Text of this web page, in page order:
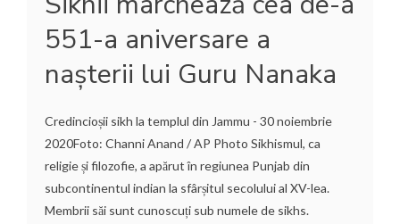
551-a aniversare a
nașterii lui Guru Nanaka
Credincioșii sikh la templul din Jammu - 30 noiembrie
2020Foto: Channi Anand / AP Photo Sikhismul, ca
religie și filozofie, a apărut în regiunea Punjab din
subcontinentul indian la sfârșitul secolului al XV-lea.
Membrii săi sunt cunoscuți sub numele de sikhs.